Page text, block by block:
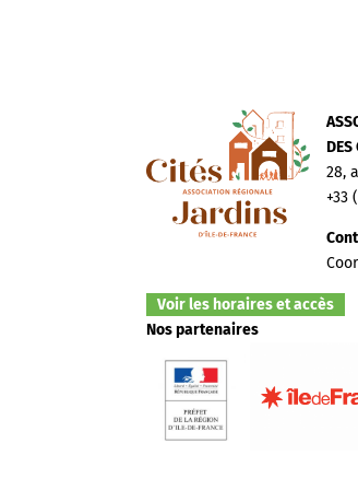
DES
28,
+33
Voir les horaires et accès
Nos partenaires